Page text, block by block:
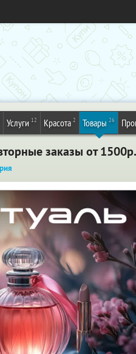
Услуги 12 Красота 2 Товары 26
заказы от